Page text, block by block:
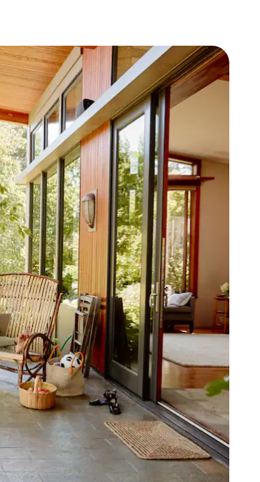
y hacia abajo o explora con el tacto o desliza el dedo.